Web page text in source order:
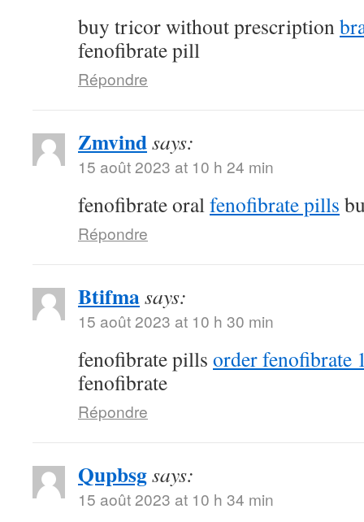
buy tricor without prescription
fenofibrate pill
Répondre
Zmvindsays:
15 août 2023 at 10 h 24 min
fenofibrate oralfenofibrate pills
Répondre
Btifmasays:
15 août 2023 at 10 h 30 min
fenofibrate pills order fenofibrate
fenofibrate
Répondre
Qupbsgsays:
15 août 2023 at 10 h 34 min